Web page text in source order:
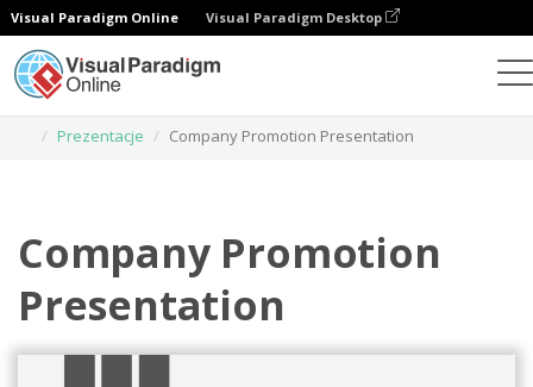
Visual Paradigm Online Visual Paradigm Desktop
Prezentacje
Company Promotion Presentation
Company Promotion
Presentation